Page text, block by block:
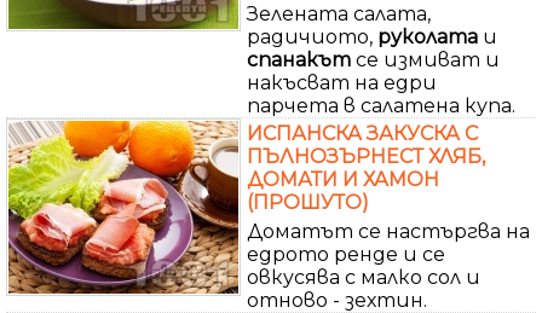
Зелената салата,
радичиото, руколата и
спанакът се измиват и
накъсват на едри
парчета в салатена купа.
ИСПАНСКА ЗАКУСКА С
ПЪЛНОЗЪРНЕСТ ХЛЯБ,
ДОМАТИ И ХАМОН
(ПРОШУТО)
Доматът се настъргва на
едрото ренде и се
овкусява с малко сол и
отново - зехтин.